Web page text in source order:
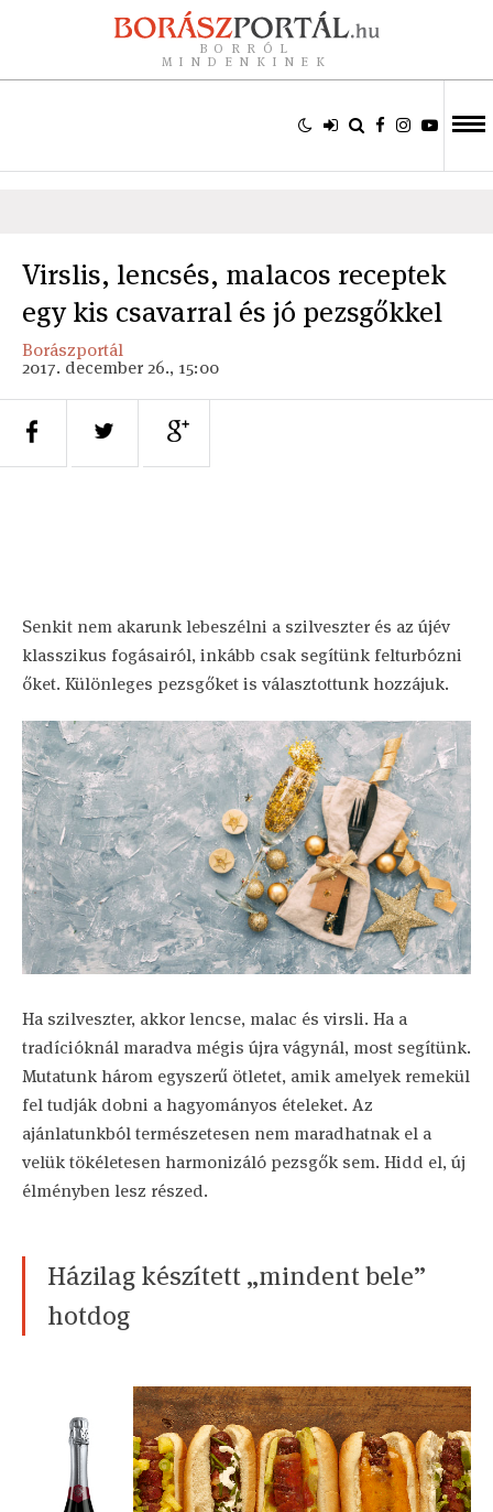
BORRÓL
MINDENKINEK
Virslis, lencsés, malacos receptek
egy kis csavarral és jó pezsgőkkel
Borászportál
2017. december 26., 15:00
Senkit nem akarunk lebeszélni a szilveszter és az újév
klasszikus fogásairól, inkább csak segítünk felturbózni
őket. Különleges pezsgőket is választottunk hozzájuk.
Ha szilveszter, akkor lencse, malac és virsli. Ha a
tradícióknál maradva mégis újra vágynál, most segítünk.
Mutatunk három egyszerű ötletet, amik amelyek remekül
fel tudják dobni a hagyományos ételeket. Az
ajánlatunkból természetesen nem maradhatnak el a
velük tökéletesen harmonizáló pezsgők sem. Hidd el, új
élményben lesz részed.
Házilag készített „mindent bele”
hotdog